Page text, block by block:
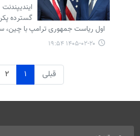
گسترده
اول ریاست جمهوری ترامپ با چین،
۱۴۰۵-۰۲-۲۰ ۱۹:۵۴
قبلی ۱ ۲